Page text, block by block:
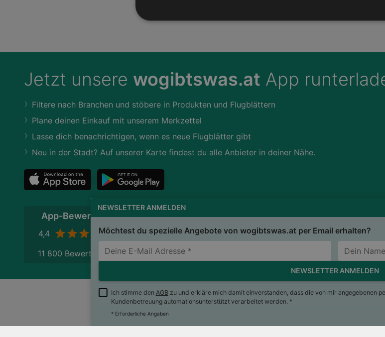
NEWSLETTER ANMELDEN
Möchtest du spezielle Angebote von wogibtswas.at per Email erhalten?
NEWSLETTER ANMELDEN
Ich stimme den AGB zu und erkläre mich damit einverstanden, dass die von mir angegebenen
Kundenbetreuung automationsunterstützt verarbeitet werden. *
* Erforderliche Angaben
Jetzt unsere wogibtswas.at App
Filtere nach Branchen und stöbere in Produkten und Flugblättern
Plane deinen Einkauf mit unserem Merkzettel
Lasse dich benachrichtigen, wenn es neue Flugblätter gibt
Neu in der Stadt? Auf unserer Karte findest du alle Anbieter in deiner Nähe.
App-Bewertung
4,4
11 800 Bewertungen
wogibtswas.at Impressum Nutzungsbedingungen